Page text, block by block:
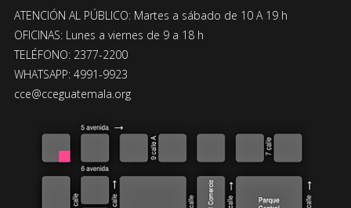
ATENCIÓN AL PÚBLICO: Martes a sábado de 10 A 19 h
OFICINAS: Lunes a viernes de 9 a 18 h
TELÉFONO: 2377-2200
WHATSAPP: 4991-9923
cce@cceguatemala.org